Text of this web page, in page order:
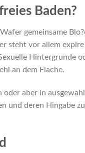
Baden?
gemeinsame
steht vor allem
Hintergrunde
an dem Flache.
aber in
und deren Hingabe